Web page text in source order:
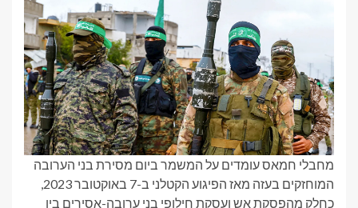
מחבלי חמאס עומדים על המשמר ביום מסירת בני הערובה
כחלק מהפסקת אש ועסקת חילופי בני ערובה-אסירים בין